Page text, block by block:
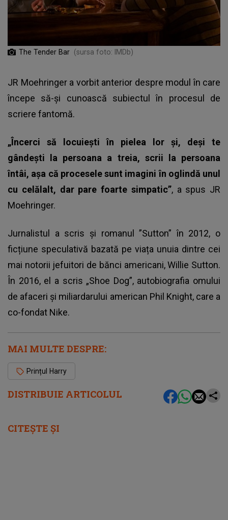
DISTRIBUIE ARTICOLUL
The Tender Bar (sursa foto: IMDb)
JR Moehringer a vorbit anterior despre modul în care
începe să-și cunoască subiectul în procesul de
scriere fantomă.
„Încerci să locuiești în pielea lor și, deși te
gândești la persoana a treia, scrii la persoana
întâi, așa că procesele sunt imagini în oglindă unul
cu celălalt, dar pare foarte simpatic”, a spus JR
Moehringer.
Jurnalistul a scris și romanul ”Sutton” în 2012, o
ficțiune speculativă bazată pe viața unuia dintre cei
mai notorii jefuitori de bănci americani, Willie Sutton.
În 2016, el a scris „Shoe Dog”, autobiografia omului
de afaceri și miliardarului american Phil Knight, care a
co-fondat Nike.
MAI MULTE DESPRE:
Prințul Harry
CITEȘTE ȘI